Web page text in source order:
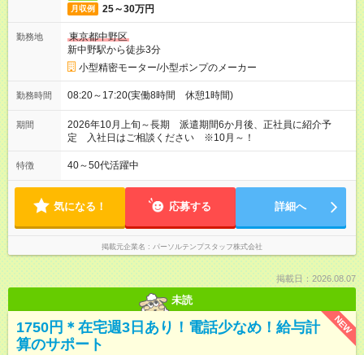
月収例 25～30万円
勤務地
東京都中野区
新中野駅から徒歩3分
小型精密モーター/小型ポンプのメーカー
勤務時間 08:20～17:20(実働8時間 休憩1時間)
期間
2026年10月上旬～長期 派遣期間6か月後、正社員に紹介予
定 入社日はご相談ください ※10月～！
特徴 40～50代活躍中
気になる！ 応募する 詳細へ
掲載元企業名 パーソルテンプスタッフ株式会社
掲載日：2026.08.07
未読
NEW
1750円＊在宅週3日あり！電話少なめ！給与計
算のサポート